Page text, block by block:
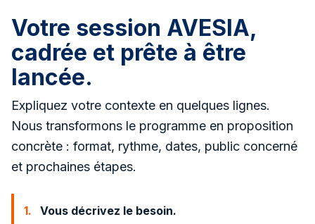
Votre session AVESIA,
cadrée et prête à être
lancée.
Expliquez votre contexte en quelques lignes.
Nous transformons le programme en proposition
concrète : format, rythme, dates, public concerné
et prochaines étapes.
1. Vous décrivez le besoin.